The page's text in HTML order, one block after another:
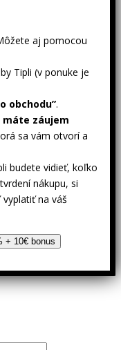
aj pomocou
Tipli (v ponuke je
obchodu”.
záujem
sa vám otvorí a
budete vidieť, koľko
nákupu, si
na váš
+ 10€ bonus